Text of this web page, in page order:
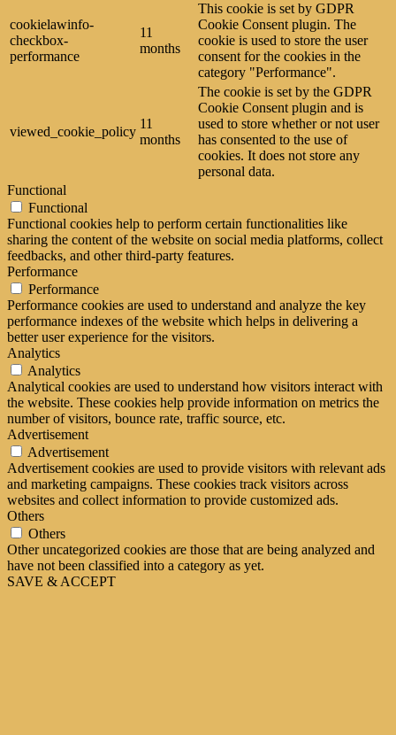
cookielawinfo-
checkbox-
performance
11
months
This cookie is set by GDPR
Cookie Consent plugin. The
cookie is used to store the user
consent for the cookies in the
category "Performance".
viewed_cookie_policy
11
months
The cookie is set by the GDPR
Cookie Consent plugin and is
used to store whether or not user
has consented to the use of
cookies. It does not store any
personal data.
Functional
Functional
Functional cookies help to perform certain functionalities like
sharing the content of the website on social media platforms, collect
feedbacks, and other third-party features.
Performance
Performance
Performance cookies are used to understand and analyze the key
performance indexes of the website which helps in delivering a
better user experience for the visitors.
Analytics
Analytics
Analytical cookies are used to understand how visitors interact with
the website. These cookies help provide information on metrics the
number of visitors, bounce rate, traffic source, etc.
Advertisement
Advertisement
Advertisement cookies are used to provide visitors with relevant ads
and marketing campaigns. These cookies track visitors across
websites and collect information to provide customized ads.
Others
Others
Other uncategorized cookies are those that are being analyzed and
have not been classified into a category as yet.
SAVE & ACCEPT